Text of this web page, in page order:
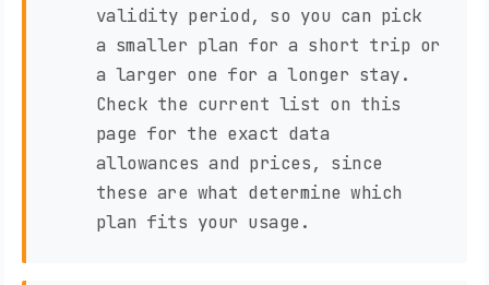
validity period, so you can pick
a smaller plan for a short trip or
a larger one for a longer stay.
Check the current list on this
page for the exact data
allowances and prices, since
these are what determine which
plan fits your usage.